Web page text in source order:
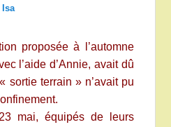
Isa
proposée à l’automne
l’aide d’Annie, avait dû
sortie terrain » n’avait pu
mai, équipés de leurs